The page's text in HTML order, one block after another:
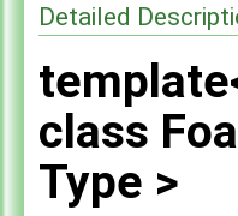
Detailed
class
Type >